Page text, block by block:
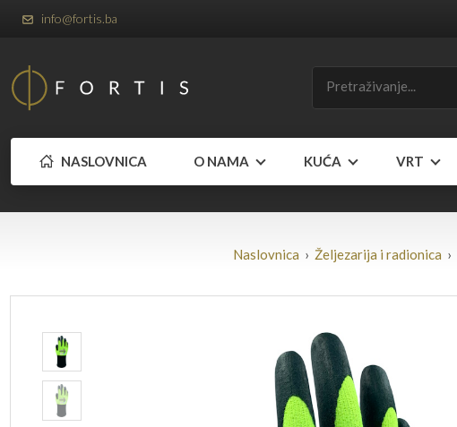
info@fortis.ba
NASLOVNICA O NAMA KUĆA VRT
Naslovnica › Željezarija i radionica ›